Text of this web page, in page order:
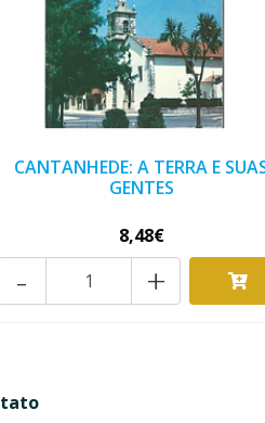
CANTANHEDE: A TERRA E
GENTES
8,48€
+
-